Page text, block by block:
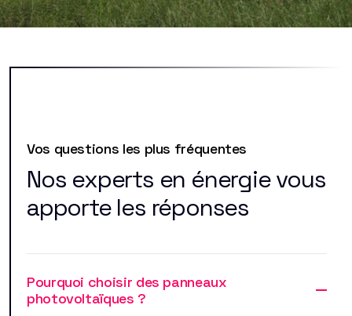
Vos questions les plus fréquentes
Nos experts en énergie vous
apporte les réponses
Pourquoi choisir des panneaux
photovoltaïques ?